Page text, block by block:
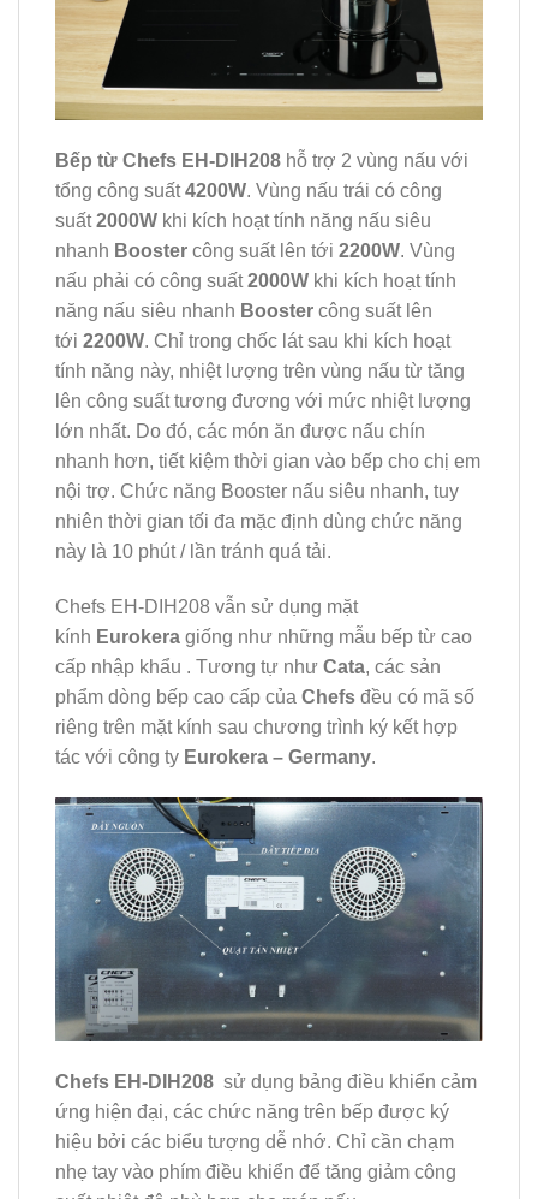
Bếp từ Chefs EH-DIH208 hỗ trợ 2 vùng nấu với
tổng công suất4200W. Vùng nấu trái có công
suất2000W khi kích hoạt tính năng nấu siêu
nhanh Booster công suất lên tới 2200W. Vùng
nấu phải có công suất2000W khi kích hoạt tính
năng nấu siêu nhanh Booster công suất lên
tới 2200W. Chỉ trong chốc lát sau khi kích hoạt
tính năng này, nhiệt lượng trên vùng nấu từ tăng
lên công suất tương đương với mức nhiệt lượng
lớn nhất. Do đó, các món ăn được nấu chín
nhanh hơn, tiết kiệm thời gian vào bếp cho chị em
nội trợ. Chức năng Booster nấu siêu nhanh, tuy
nhiên thời gian tối đa mặc định dùng chức năng
này là 10 phút / lần tránh quá tải.
Chefs EH-DIH208 vẫn sử dụng mặt
kính Eurokera giống như những mẫu bếp từ cao
cấp nhập khẩu . Tương tự như Cata, các sản
phẩm dòng bếp cao cấp của Chefs đều có mã số
riêng trên mặt kính sau chương trình ký kết hợp
tác với công ty Eurokera – Germany.
Chefs EH-DIH208 sử dụng bảng điều khiển cảm
ứng hiện đại, các chức năng trên bếp được ký
hiệu bởi các biểu tượng dễ nhớ. Chỉ cần chạm
nhẹ tay vào phím điều khiển để tăng giảm công